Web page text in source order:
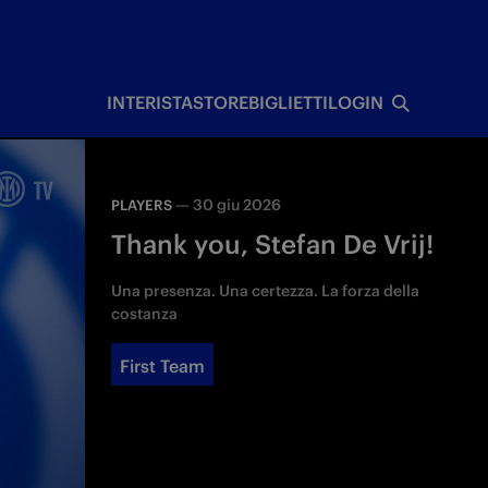
INTERISTASTOREBIGLIETTILOGIN
PLAYERS —30 giu 2026
Thank you, Stefan De Vrij!
Una presenza. Una certezza. La forza della
costanza
First Team